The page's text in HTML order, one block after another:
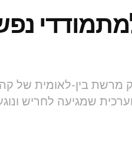
"מור בעיר 1", פועל כחלק מרשת בין-לאומית
שמגיעה לחריש